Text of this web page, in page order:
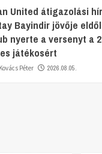
United átigazolási
Bayindir jövője
nyerte a versenyt a
játékosért
Kovács Péter 2026.08.05.